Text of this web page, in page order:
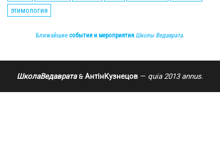
этимология
Ближайшие события и мероприятия Школы Ведаврата.
ШколаВедаврата 🙲 АнтінКузнецов — quia 2013 annus.